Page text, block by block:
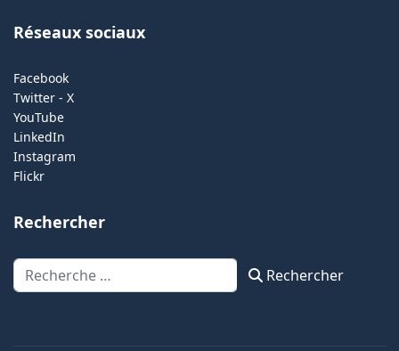
Réseaux sociaux
Facebook
Twitter - X
YouTube
LinkedIn
Instagram
Flickr
Rechercher
Rechercher Rechercher